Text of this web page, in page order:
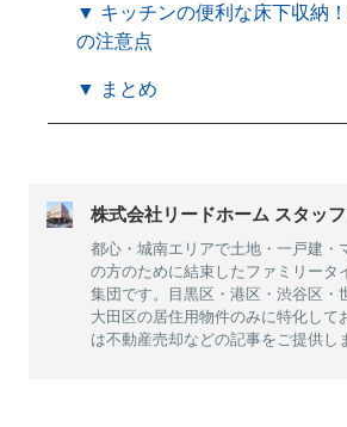
▼ キッチンの便利な床下収納
の注意点
▼ まとめ
株式会社リードホーム スタッ
都心・城南エリアで土地・一戸建・
の方のために結束したファミリータ
集団です。目黒区・港区・渋谷区・
大田区の居住用物件のみに特化して
は不動産売却などの記事をご提供し